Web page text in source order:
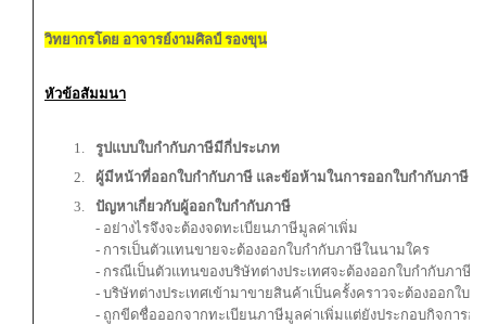
วิทยากรโดย อาจารย์งามศิลป์ รองขุน
หัวข้อสัมมนา
รูปแบบใบกำกับภาษีมีกี่ประเภท
ผู้มีหน้าที่ออกใบกำกับภาษี และข้อห้ามในการออกใบกำกับภาษี
ปัญหาเกี่ยวกับผู้ออกใบกำกับภาษี
- อย่างไรจึงจะต้องจดทะเบียนภาษีมูลค่าเพิ่ม
- การเป็นตัวแทนขายจะต้องออกใบกำกับภาษีในนามใคร
- กรณีเป็นตัวแทนของบริษัทต่างประเทศจะต้องออกใบกำกับภาษีอ
- บริษัทต่างประเทศเข้ามาขายสินค้าเป็นครั้งคราวจะต้องออกใบ
- ถูกขีดชื่อออกจากทะเบียนภาษีมูลค่าเพิ่มแต่ยังประกอบกิจการอ